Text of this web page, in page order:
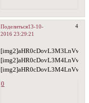
Поделиться 4
13-10-
2016 23:29:21
0